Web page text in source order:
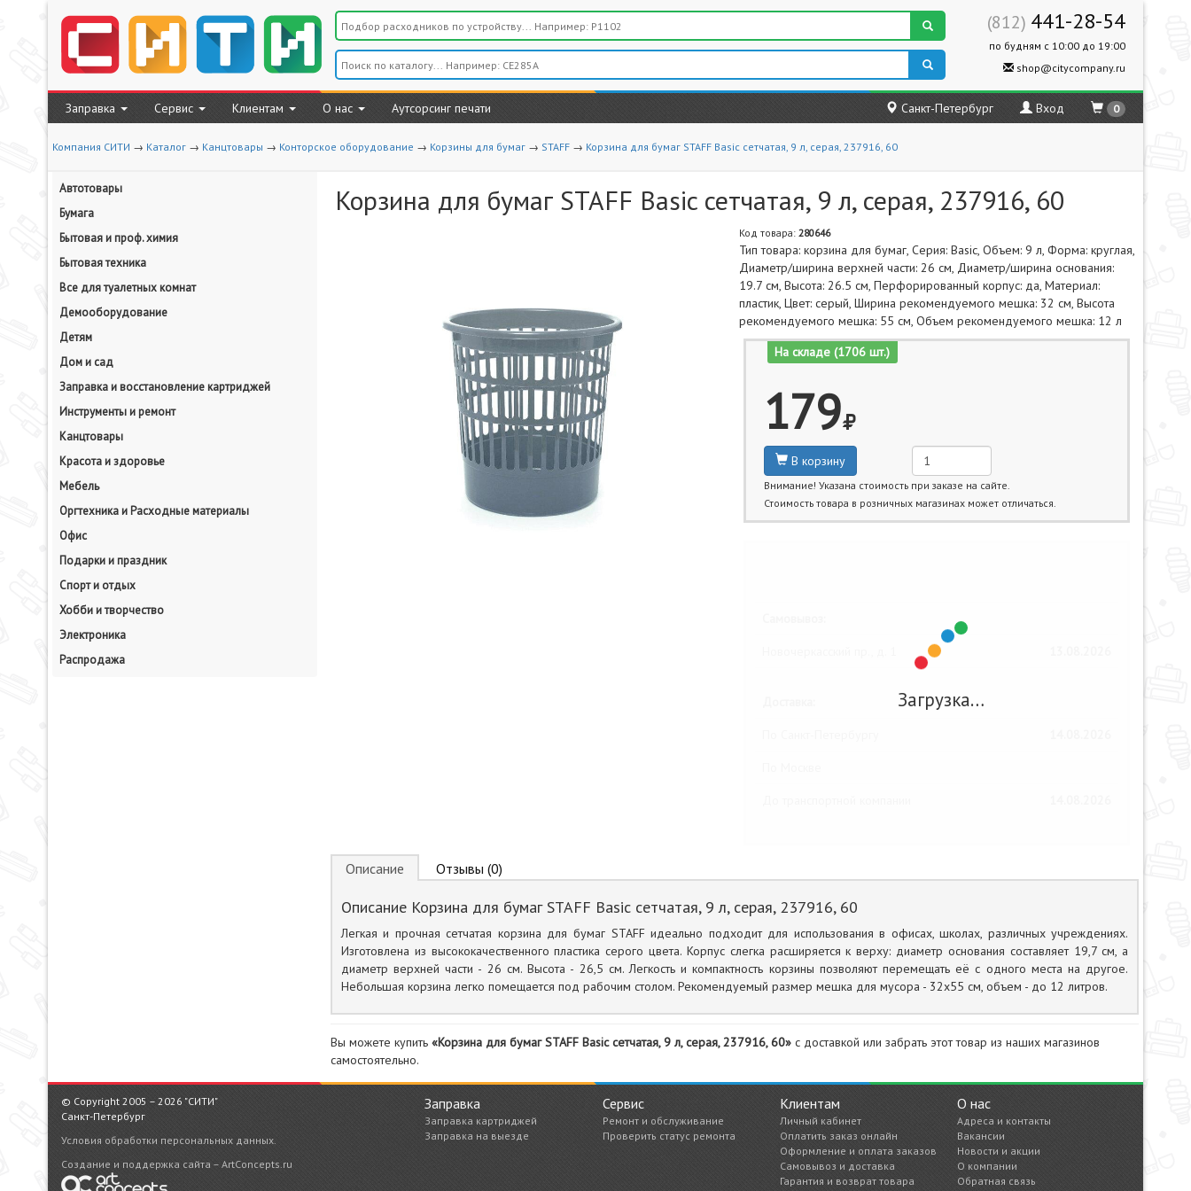
(812) 441-28-54
по будням с 10:00 до 19:00
shop@citycompany.ru
Заправка Сервис Клиентам О нас Аутсорсинг печати Санкт-Петербург Вход 0
Компания СИТИ → Каталог → Канцтовары → Конторское оборудование → Корзины для бумаг → STAFF → Корзина для бумаг STAFF Basic сетчатая, 9 л, серая, 237916, 60
Автотовары
Бумага
Бытовая и проф. химия
Бытовая техника
Все для туалетных комнат
Демооборудование
Детям
Дом и сад
Заправка и восстановление картриджей
Инструменты и ремонт
Канцтовары
Красота и здоровье
Мебель
Оргтехника и Расходные материалы
Офис
Подарки и праздник
Спорт и отдых
Хобби и творчество
Электроника
Распродажа
Корзина для бумаг STAFF Basic сетчатая, 9 л, серая, 237916, 60
Код товара:280646
Тип товара: корзина для бумаг, Серия: Basic, Объем: 9 л, Форма: круглая,
Диаметр/ширина верхней части: 26 см, Диаметр/ширина основания:
19.7 см, Высота: 26.5 см, Перфорированный корпус: да, Материал:
пластик, Цвет: серый, Ширина рекомендуемого мешка: 32 см, Высота
рекомендуемого мешка: 55 см, Объем рекомендуемого мешка: 12 л
На складе (1706 шт.)
179
В корзину
Внимание! Указана стоимость при заказе на сайте.
Стоимость товара в розничных магазинах может отличаться.
Загрузка…
Описание Отзывы (0)
Описание Корзина для бумаг STAFF Basic сетчатая, 9 л, серая, 237916, 60
Легкая и прочная сетчатая корзина для бумаг STAFF идеально подходит для использования в офисах, школах, различных учреждениях.
Изготовлена из высококачественного пластика серого цвета. Корпус слегка расширяется к верху: диаметр основания составляет 19,7 см, а
диаметр верхней части - 26 см. Высота - 26,5 см. Легкость и компактность корзины позволяют перемещать её с одного места на другое.
Небольшая корзина легко помещается под рабочим столом. Рекомендуемый размер мешка для мусора - 32х55 см, объем - до 12 литров.
Вы можете купить «Корзина для бумаг STAFF Basic сетчатая, 9 л, серая, 237916, 60»с доставкой или забрать этот товар из наших магазинов
самостоятельно.
Заправка
Заправка картриджей
Заправка на выезде
Сервис
Ремонт и обслуживание
Проверить статус ремонта
Клиентам
Личный кабинет
Оплатить заказ онлайн
Оформление и оплата заказов
Самовывоз и доставка
Гарантия и возврат товара
О нас
Адреса и контакты
Вакансии
Новости и акции
О компании
Обратная связь
© Copyright 2005 – 2026 "СИТИ"
Санкт-Петербург
Условия обработки персональных данных.
Создание и поддержка сайта – ArtConcepts.ru